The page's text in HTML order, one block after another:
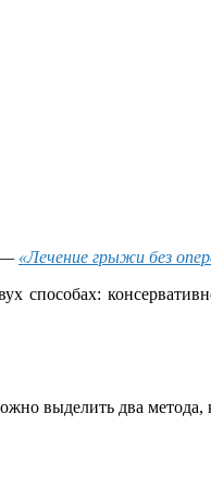
— «Лечение грыжи без
способах:
выделить два метода,